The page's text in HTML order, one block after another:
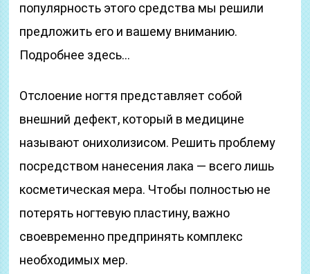
популярность этого средства мы решили
предложить его и вашему вниманию.
Подробнее здесь…
Отслоение ногтя представляет собой
внешний дефект, который в медицине
называют онихолизисом. Решить проблему
посредством нанесения лака — всего лишь
косметическая мера. Чтобы полностью не
потерять ногтевую пластину, важно
своевременно предпринять комплекс
необходимых мер.